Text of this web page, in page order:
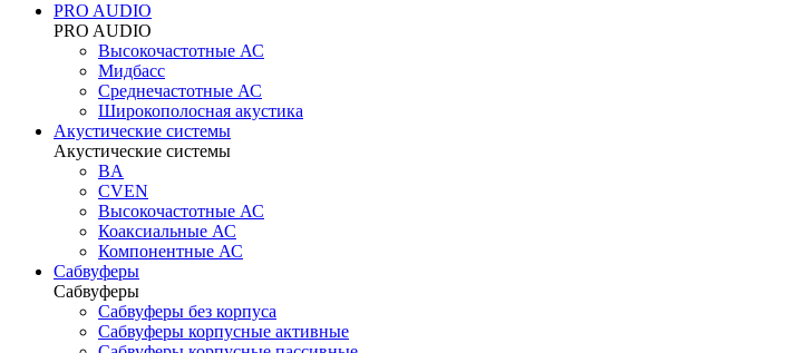
PRO AUDIO
PRO AUDIO
Высокочастотные АС
Мидбасс
Среднечастотные АС
Широкополосная акустика
Акустические системы
Акустические системы
BA
CVEN
Высокочастотные АС
Коаксиальные АС
Компонентные АС
Сабвуферы
Сабвуферы
Сабвуферы без корпуса
Сабвуферы корпусные активные